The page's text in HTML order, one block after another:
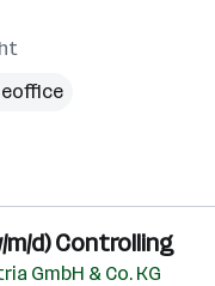
d) Controlling
GmbH & Co. KG